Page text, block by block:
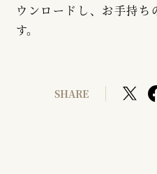
ウンロードし、お手持ち
す。
SHARE